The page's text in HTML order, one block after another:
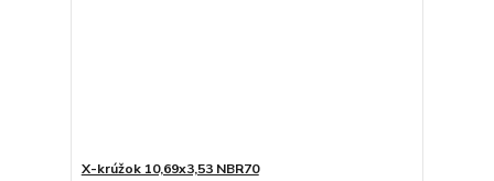
X-krúžok 10,69x3,53 NBR70